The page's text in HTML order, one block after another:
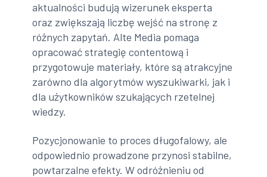
aktualności budują wizerunek eksperta
oraz zwiększają liczbę wejść na stronę z
różnych zapytań. Alte Media pomaga
opracować strategię contentową i
przygotowuje materiały, które są atrakcyjne
zarówno dla algorytmów wyszukiwarki, jak i
dla użytkowników szukających rzetelnej
wiedzy.
Pozycjonowanie to proces długofalowy, ale
odpowiednio prowadzone przynosi stabilne,
powtarzalne efekty. W odróżnieniu od